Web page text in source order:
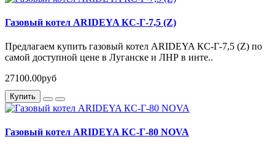
Газовый котел ARIDEYA КС-Г-7,5 (Z)
Предлагаем купить газовый котел ARIDEYA КС-Г-7,5 (Z) по
самой доступной цене в Луганске и ЛНР в инте..
27100.00руб
Купить
Газовый котел ARIDEYA КС-Г-80 NOVA